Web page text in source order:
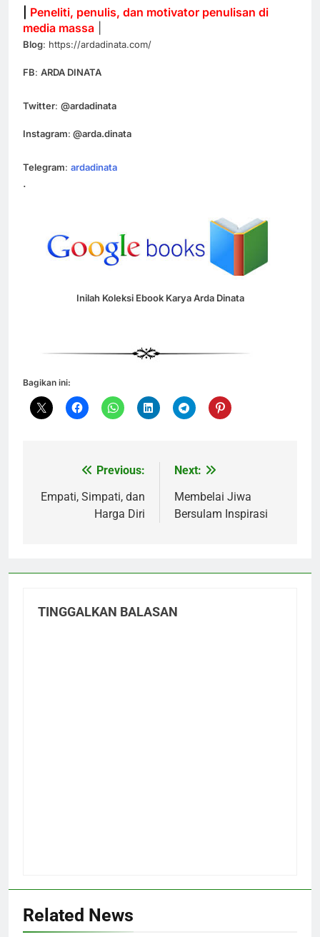
Peneliti, penulis, dan motivator penulisan di
media massa
Blog: https://ardadinata.com/
FB: ARDA DINATA
Twitter: @ardadinata
Instagram: @arda.dinata
Telegram: ardadinata
.
Inilah Koleksi Ebook Karya Arda Dinata
Bagikan ini:
Navigasi
pos
Previous:
Empati, Simpati, dan
Harga Diri
Next:
Membelai Jiwa
Bersulam Inspirasi
TINGGALKAN BALASAN
Related News